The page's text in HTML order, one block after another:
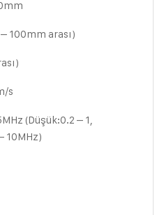
100mm arası)
s
(Düşük:0.2 – 1,
10MHz)